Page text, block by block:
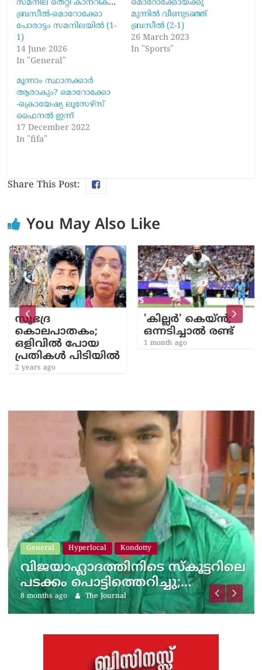
സമനില തെറ്റി കാനറികൾ!
ബ്രസീൽ-മൊറോക്കോ
പോരാട്ടം സമനിലയിൽ (1-
1)
14 June 2026
In "General"
മൊറോക്കോയ്ക്കു
മുന്നിൽ വീണുടഞ്ഞ്
ബ്രസീല്‍ (2-1)
26 March 2023
In "Sports"
മൂന്നാം സ്ഥാനക്കാർ
ആരാകും? മൊറോക്കോ
-ക്രൊയേഷ്യ ലൂസേഴ്‌സ്
ഫൈനൽ ഇന്ന്
17 December 2022
In "fifa"
Share This Post:
You May Also Like
സുഭദ്ര
കൊലപാതകം;
ഒളിവിൽ പോയ
പ്രതികൾ പിടിയിൽ
2 years ago
'കില്ലർ' കെയ്ൻ;
ഒന്നടിച്ചാൽ രണ്ട്
1 month ago
General Hyperlocal Kondotty
വിജയാഹ്ലാദത്തിനിടെ സ്കൂട്ടറിലെ
പടക്കം പൊട്ടിത്തെറിച്ചു;…
8 months ago The Journal